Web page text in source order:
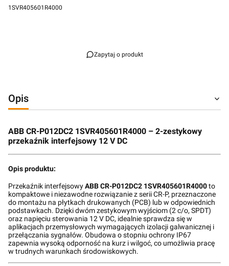
1SVR405601R4000
Zapytaj o produkt
Opis
ABB CR-P012DC2 1SVR405601R4000 – 2-zestykowy
przekaźnik interfejsowy 12 V DC
Opis produktu:
Przekaźnik interfejsowyABB CR-P012DC2 1SVR405601R4000to
kompaktowe i niezawodne rozwiązanie z serii CR-P, przeznaczone
do montażu na płytkach drukowanych (PCB) lub w odpowiednich
podstawkach. Dzięki dwóm zestykowym wyjściom (2 c/o, SPDT)
oraz napięciu sterowania 12 V DC, idealnie sprawdza się w
aplikacjach przemysłowych wymagających izolacji galwanicznej i
przełączania sygnałów. Obudowa o stopniu ochrony IP67
zapewnia wysoką odporność na kurz i wilgoć, co umożliwia pracę
w trudnych warunkach środowiskowych.